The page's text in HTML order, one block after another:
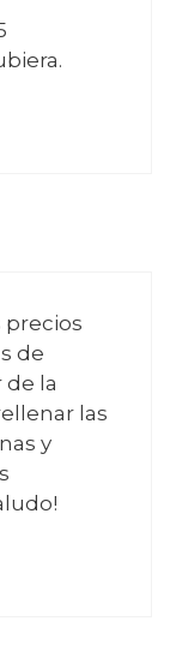
precios
de
la
las
y